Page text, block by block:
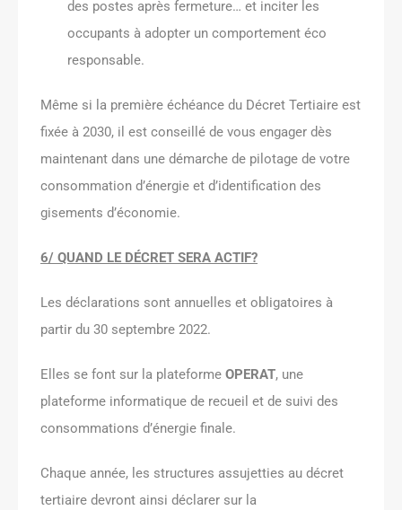
des postes après fermeture… et inciter les
occupants à adopter un comportement éco
responsable.
Même si la première échéance du Décret Tertiaire est
fixée à 2030, il est conseillé de vous engager dès
maintenant dans une démarche de pilotage de votre
consommation d’énergie et d’identification des
gisements d’économie.
6/ QUAND LE DÉCRET SERA ACTIF?
Les déclarations sont annuelles et obligatoires à
partir du 30 septembre 2022.
Elles se font sur la plateforme OPERAT, une
plateforme informatique de recueil et de suivi des
consommations d’énergie finale.
Chaque année, les structures assujetties au décret
tertiaire devront ainsi déclarer sur la